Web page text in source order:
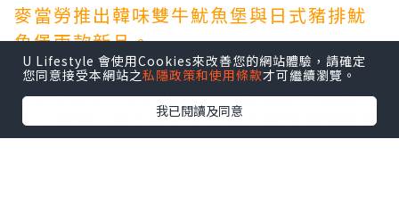
麥當勞推出韓味雙牛魷魚堡與日式豬排魷
魚堡兩款新品。
7月19日上午10:30起，「韓味雙牛魷魚
堡」登場，由Q彈魷魚丁配上鱈魚漿裹粉後
U Lifestyle 會使用Cookies來改善您的網站體驗，請確定
您同意接受本網站之私隱政策和使用條款才可繼續瀏覽。
我已閱讀及同意